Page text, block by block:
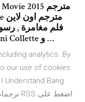
فلم مغامرة ,
الممثلين العالميين Rufus Sewell و Toni Collette و …
analytics. By
our use of cookies
Understand Bang